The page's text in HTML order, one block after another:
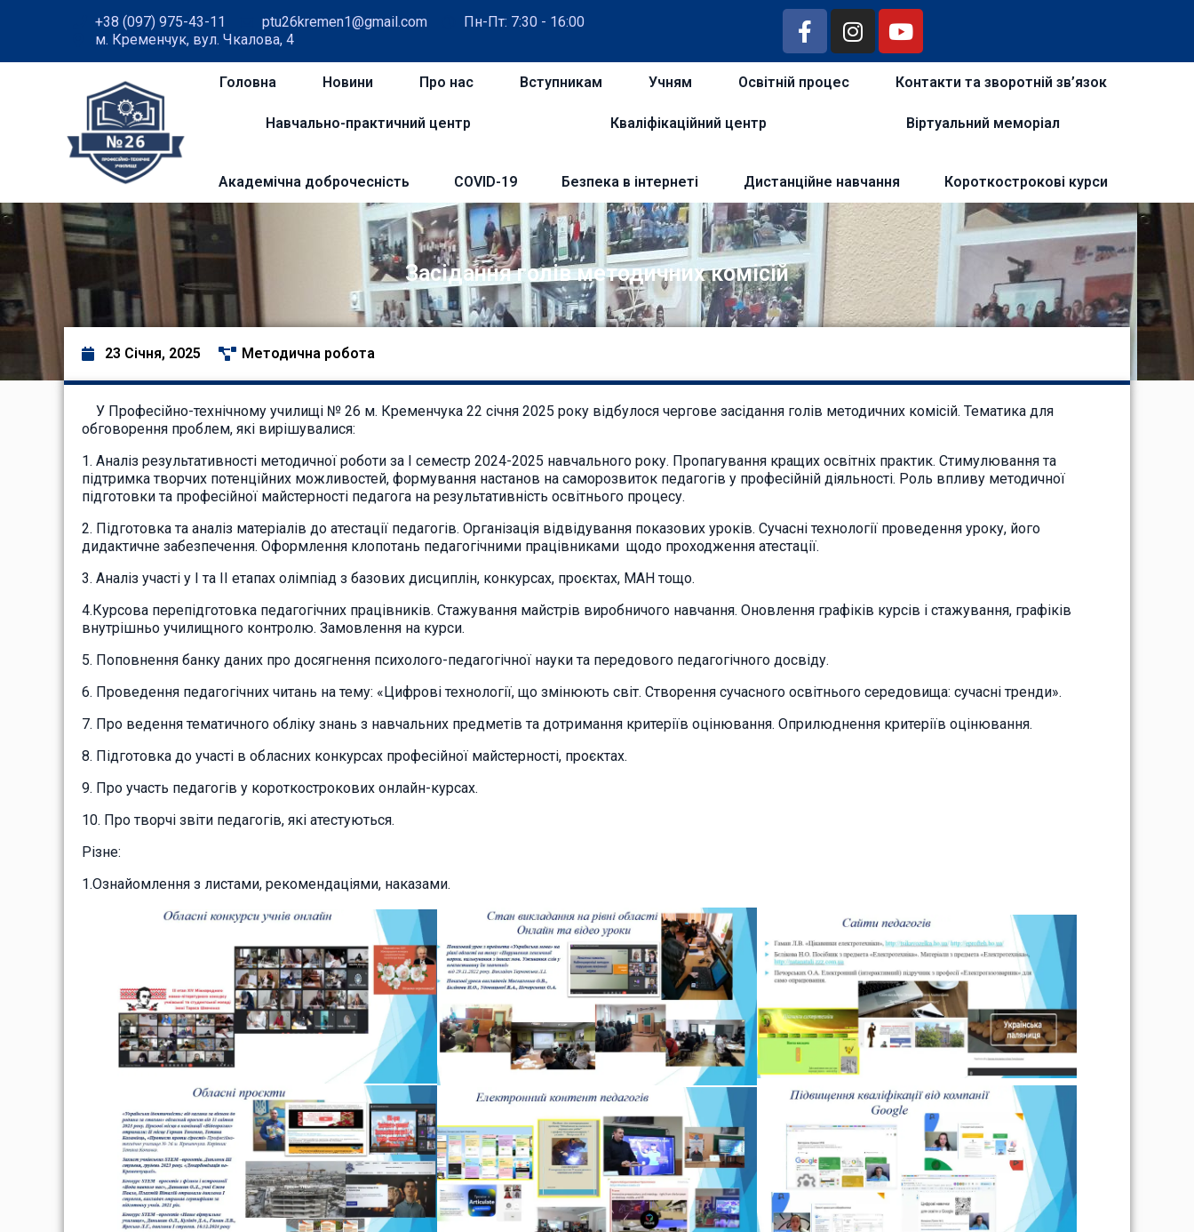
+38 (097) 975-43-11 ptu26kremen1@gmail.com
Пн-Пт: 7:30 - 16:00
м. Кременчук, вул. Чкалова, 4
Головна Новини Про нас Вступникам Учням Освітній процес Контакти та зворотній зв’язок
Навчально-практичний центр Кваліфікаційний центр Віртуальний меморіал
Академічна доброчесність COVID-19 Безпека в інтернеті Дистанційне навчання Короткострокові курси
Засідання голів методичних комісій
23 Січня, 2025 Методична робота
У Професійно-технічному училищі № 26 м. Кременчука 22 січня 2025 року відбулося чергове засідання голів методичних комісій. Тематика для
обговорення проблем, які вирішувалися:
1. Аналіз результативності методичної роботи за І семестр 2024-2025 навчального року. Пропагування кращих освітніх практик. Стимулювання та
підтримка творчих потенційних можливостей, формування настанов на саморозвиток педагогів у професійній діяльності. Роль впливу методичної
підготовки та професійної майстерності педагога на результативність освітнього процесу.
2. Підготовка та аналіз матеріалів до атестації педагогів. Організація відвідування показових уроків. Сучасні технології проведення уроку, його
дидактичне забезпечення. Оформлення клопотань педагогічними працівниками щодо проходження атестації.
3. Аналіз участі у І та ІІ етапах олімпіад з базових дисциплін, конкурсах, проєктах, МАН тощо.
4.Курсова перепідготовка педагогічних працівників. Стажування майстрів виробничого навчання. Оновлення графіків курсів і стажування, графіків
внутрішньо училищного контролю. Замовлення на курси.
5. Поповнення банку даних про досягнення психолого-педагогічної науки та передового педагогічного досвіду.
6. Проведення педагогічних читань на тему: «Цифрові технології, що змінюють світ. Створення сучасного освітнього середовища: сучасні тренди».
7. Про ведення тематичного обліку знань з навчальних предметів та дотримання критеріїв оцінювання. Оприлюднення критеріїв оцінювання.
8. Підготовка до участі в обласних конкурсах професійної майстерності, проєктах.
9. Про участь педагогів у короткострокових онлайн-курсах.
10. Про творчі звіти педагогів, які атестуються.
Різне:
1.Ознайомлення з листами, рекомендаціями, наказами.